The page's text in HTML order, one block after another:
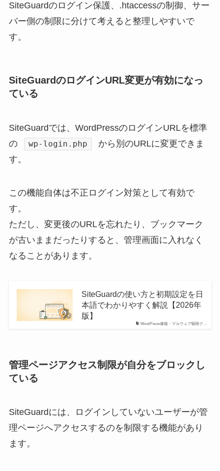
SiteGuardのログイン保護、.htaccessの制御、サー
バー側の制限に分けて考えると整理しやすいで
す。
SiteGuardのログインURL変更が有効になっ
ている
SiteGuardでは、WordPressのログインURLを標準
の
wp-login.php
から別のURLに変更できま
す。
この機能自体は不正ログイン対策として有効で
す。
ただし、変更後のURLを忘れたり、ブックマーク
が古いままだったりすると、管理画面に入れなく
なることがあります。
WordPress修復・マルウェア駆除ク…
SiteGuardの使い方と初期設定を日
本語でわかりやすく解説【2026年
版】
管理ページアクセス制限が自分をブロックし
ている
SiteGuardには、ログインしていないユーザーが管
理ページへアクセスするのを制限する機能があり
ます。